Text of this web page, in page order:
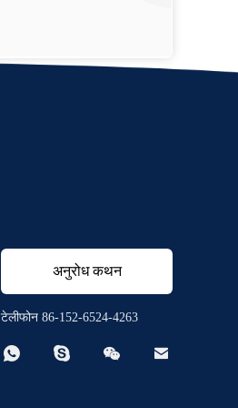
अनुरोध कथन
टेलीफोन 86-152-6524-4263
   